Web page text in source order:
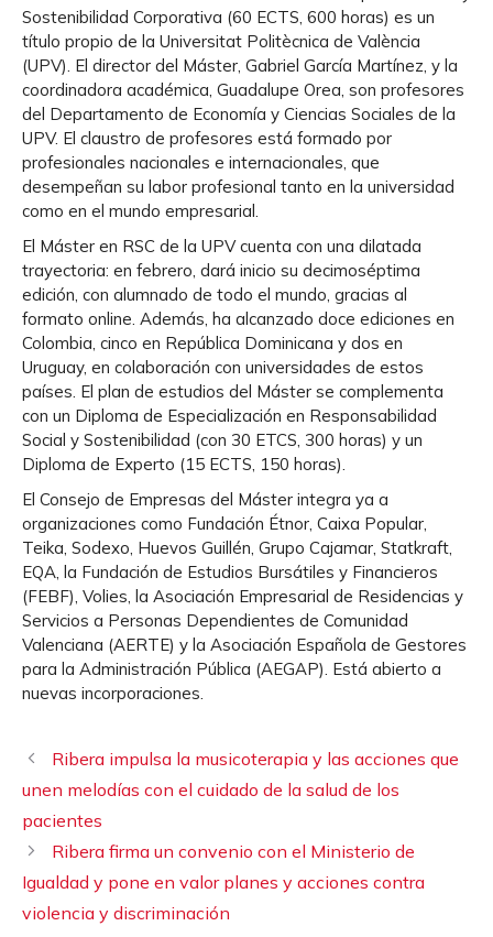
Sostenibilidad Corporativa (60 ECTS, 600 horas) es un
título propio de la Universitat Politècnica de València
(UPV). El director del Máster, Gabriel García Martínez, y la
coordinadora académica, Guadalupe Orea, son profesores
del Departamento de Economía y Ciencias Sociales de la
UPV. El claustro de profesores está formado por
profesionales nacionales e internacionales, que
desempeñan su labor profesional tanto en la universidad
como en el mundo empresarial.
El Máster en RSC de la UPV cuenta con una dilatada
trayectoria: en febrero, dará inicio su decimoséptima
edición, con alumnado de todo el mundo, gracias al
formato online. Además, ha alcanzado doce ediciones en
Colombia, cinco en República Dominicana y dos en
Uruguay, en colaboración con universidades de estos
países. El plan de estudios del Máster se complementa
con un Diploma de Especialización en Responsabilidad
Social y Sostenibilidad (con 30 ETCS, 300 horas) y un
Diploma de Experto (15 ECTS, 150 horas).
El Consejo de Empresas del Máster integra ya a
organizaciones como Fundación Étnor, Caixa Popular,
Teika, Sodexo, Huevos Guillén, Grupo Cajamar, Statkraft,
EQA, la Fundación de Estudios Bursátiles y Financieros
(FEBF), Volies, la Asociación Empresarial de Residencias y
Servicios a Personas Dependientes de Comunidad
Valenciana (AERTE) y la Asociación Española de Gestores
para la Administración Pública (AEGAP). Está abierto a
nuevas incorporaciones.
Ribera impulsa la musicoterapia y las acciones que
unen melodías con el cuidado de la salud de los
pacientes
Ribera firma un convenio con el Ministerio de
Igualdad y pone en valor planes y acciones contra
violencia y discriminación